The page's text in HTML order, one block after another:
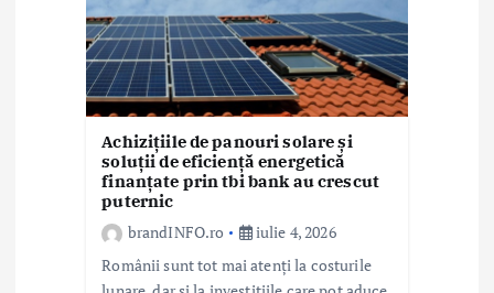
Achizițiile de panouri solare și
soluții de eficiență energetică
finanțate prin tbi bank au crescut
puternic
brandINFO.ro
iulie 4, 2026
Românii sunt tot mai atenți la costurile